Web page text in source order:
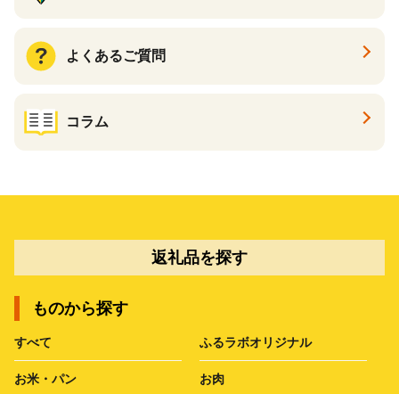
よくあるご質問
コラム
返礼品を探す
ものから探す
すべて ふるラボオリジナル
お米・パン お肉